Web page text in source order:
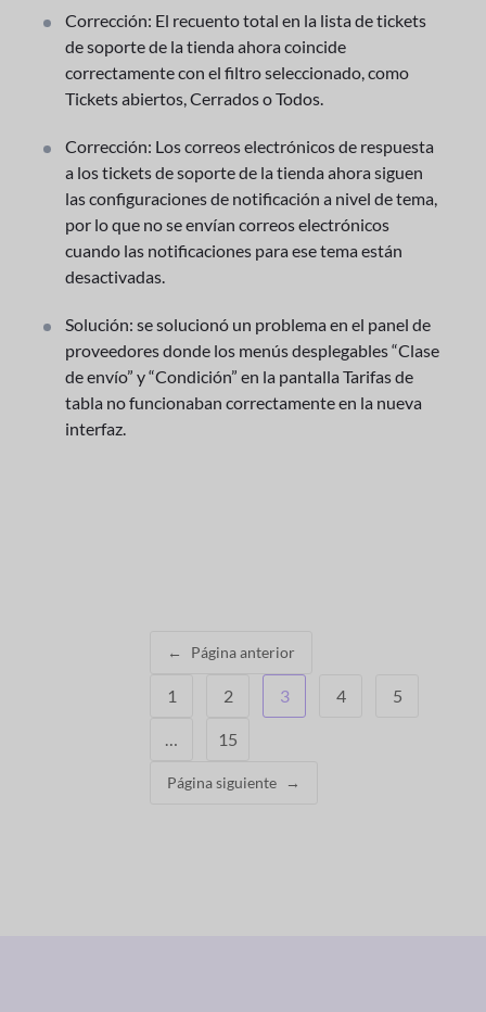
Corrección: El recuento total en la lista de tickets
de soporte de la tienda ahora coincide
correctamente con el filtro seleccionado, como
Tickets abiertos, Cerrados o Todos.
Corrección: Los correos electrónicos de respuesta
a los tickets de soporte de la tienda ahora siguen
las configuraciones de notificación a nivel de tema,
por lo que no se envían correos electrónicos
cuando las notificaciones para ese tema están
desactivadas.
Solución: se solucionó un problema en el panel de
proveedores donde los menús desplegables “Clase
de envío” y “Condición” en la pantalla Tarifas de
tabla no funcionaban correctamente en la nueva
interfaz.
← Página anterior
1 2 3 4 5
… 15
Página siguiente →